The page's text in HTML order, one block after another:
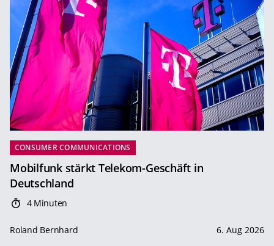
CONSUMER COMMUNICATIONS
Mobilfunk stärkt Telekom-Geschäft in
Deutschland
4 Minuten
Roland Bernhard 6. Aug 2026